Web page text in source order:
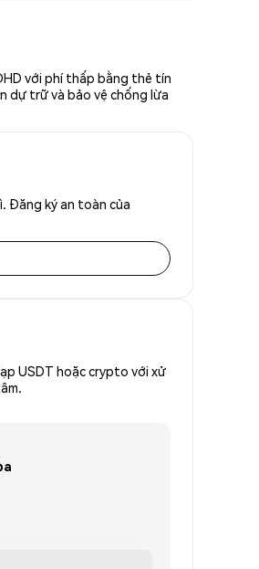
với phí thấp bằng thẻ tín
dự trữ và bảo vệ chống lừa
Đăng ký an toàn của
USDT hoặc crypto với xử